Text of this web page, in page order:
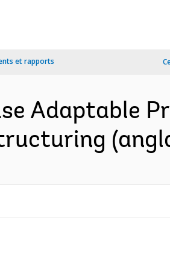
et rapports
Adaptable